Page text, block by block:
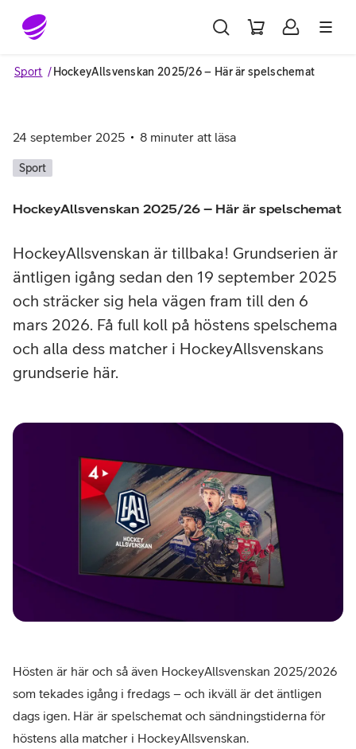
Gå till sidans innehåll
Sport HockeyAllsvenskan 2025/26 – Här är spelschemat
24 september 2025 8 minuter att läsa
Sport
HockeyAllsvenskan 2025/26 – Här är spelschemat
HockeyAllsvenskan är tillbaka! Grundserien är
äntligen igång sedan den 19 september 2025
och sträcker sig hela vägen fram till den 6
mars 2026. Få full koll på höstens spelschema
och alla dess matcher i HockeyAllsvenskans
grundserie här.
Hösten är här och så även HockeyAllsvenskan 2025/2026
som tekades igång i fredags – och ikväll är det äntligen
dags igen. Här är spelschemat och sändningstiderna för
höstens alla matcher i HockeyAllsvenskan.